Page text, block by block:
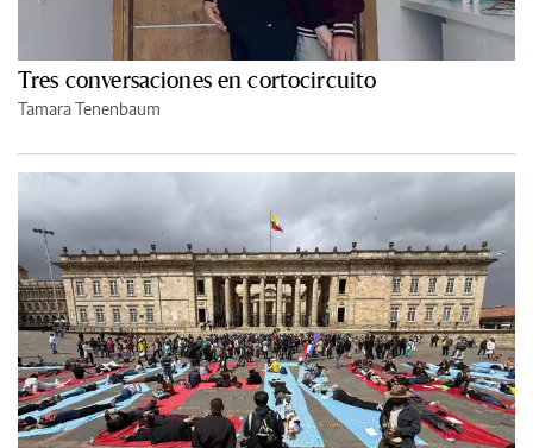
Tres conversaciones en cortocircuito
Tamara Tenenbaum